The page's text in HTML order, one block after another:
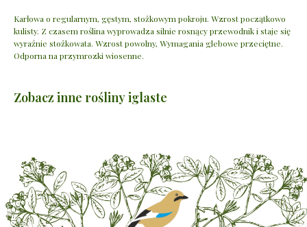
Karłowa o regularnym, gęstym, stożkowym pokroju. Wzrost początkowo
kulisty. Z czasem roślina wyprowadza silnie rosnący przewodnik i staje się
wyraźnie stożkowata. Wzrost powolny, Wymagania glebowe przeciętne.
Odporna na przymrozki wiosenne.
Zobacz inne rośliny iglaste